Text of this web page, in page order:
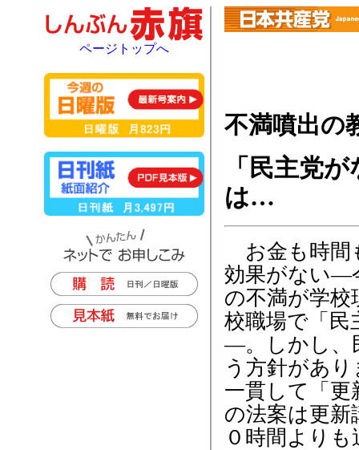
不満噴出の
「民主党
は…
お金も時間
効果がない―
の不満が学
校職場で「民
―。しかし、
う方針があ
一貫して「更
の法案は更新
０時間より
ページトップへ